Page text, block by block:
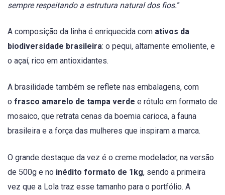
sempre respeitando a estrutura natural dos fios.”
A composição da linha é enriquecida com ativos da
biodiversidade brasileira: o pequi, altamente emoliente, e
o açaí, rico em antioxidantes.
A brasilidade também se reflete nas embalagens, com
o frasco amarelo de tampa verde e rótulo em formato de
mosaico, que retrata cenas da boemia carioca, a fauna
brasileira e a força das mulheres que inspiram a marca.
O grande destaque da vez é o creme modelador, na versão
de 500g e no inédito formato de 1kg, sendo a primeira
vez que a Lola traz esse tamanho para o portfólio. A